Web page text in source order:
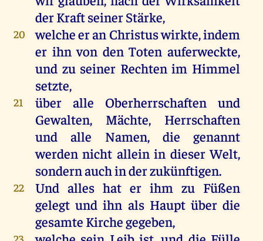
der Kraft seiner Stärke,
20
welche er an Christus wirkte, indem
er ihn von den Toten auferweckte,
und zu seiner Rechten im Himmel
setzte,
21
über alle Oberherrschaften und
Gewalten, Mächte, Herrschaften
und alle Namen, die genannt
werden nicht allein in dieser Welt,
sondern auch in der zukünftigen.
22
Und alles hat er ihm zu Füßen
gelegt und ihn als Haupt über die
gesamte Kirche gegeben,